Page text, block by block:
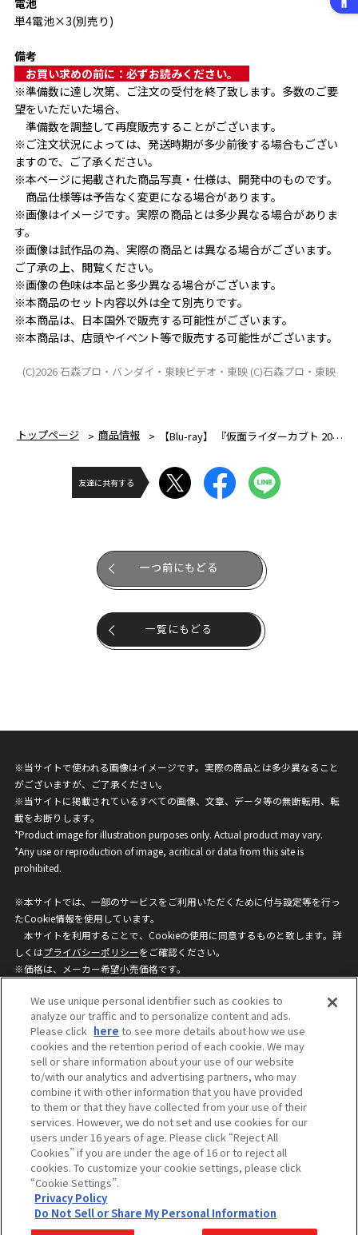
単4電池×3(別売り)
備考
お買い求めの前に：必ずお読みください。
※準備数に達し次第、ご注文の受付を終了致します。多数のご要
望をいただいた場合、
準備数を調整して再度販売することがございます。
※ご注文状況によっては、発送時期が多少前後する場合もござい
ますので、ご了承ください。
※本ページに掲載された商品写真・仕様は、開発中のものです。
商品仕様等は予告なく変更になる場合があります。
※画像はイメージです。実際の商品とは多少異なる場合がありま
す。
※画像は試作品の為、実際の商品とは異なる場合がございます。
ご了承の上、閲覧ください。
※画像の色味は本品と多少異なる場合がございます。
※本商品のセット内容以外は全て別売りです。
※本商品は、日本国外で販売する可能性がございます。
※本商品は、店頭やイベント等で販売する可能性がございます。
(C)2026 石森プロ・バンダイ・東映ビデオ・東映 (C)石森プロ・東映
トップページ 商品情報 【Blu-ray】 『仮面ライダーカブト 20th 天を継ぐもの』 CSMアトラスゼクター同梱版
友達に共有する
一つ前にもどる
一覧にもどる
※当サイトで使われる画像はイメージです。実際の商品とは多少異なること
がございますが、ご了承ください。
※当サイトに掲載されているすべての画像、文章、データ等の無断転用、転
載をお断りします。
*Product image for illustration purposes only. Actual product may vary.
*Any use or reproduction of image, acritical or data from this site is
prohibited.
※本サイトでは、一部のサービスをご利用いただくために付与設定等を行っ
たCookie情報を使用しています。
本サイトを利用することで、Cookieの使用に同意するものと致します。詳
しくはプライバシーポリシーをご確認ください。
※価格は、メーカー希望小売価格です。
ざいますのでご了承ください。
privacypolicy
Do Not Sell or Share My
Personal Information
ウェブサイトご利用条件
ソーシャルメディアポリシー
個人情報保護方針
お問い合わせ
©BANDAI
コピーライト一覧を表示する
We use unique personal identifier such as cookies to
analyze our traffic and to personalize content and ads.
Please click here to see more details about how we use
cookies and the retention period of each cookie. We may
sell or share information about your use of our website
to/with our analytics and advertising partners, who may
combine it with other information that you have provided
to them or that they have collected from your use of their
services. However, we do not set and use cookies for our
users under 16 years of age. Please click “Reject All
Cookies” if you are under the age of 16 or to reject all
cookies. To customize your cookie settings, please click
“Cookie Settings”.
Privacy Policy
Do Not Sell or Share My Personal Information